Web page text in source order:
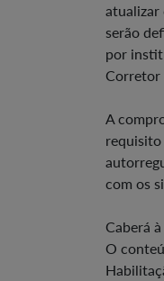
atualizar
serão
por
Corretor
A
requisito
com os
Caberá
O